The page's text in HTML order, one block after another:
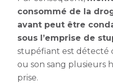
consommé de la
avant peut être
sous l’emprise de
stupéfiant est détecté
ou son sang plusieurs
prise.